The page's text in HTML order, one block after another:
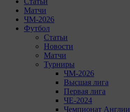
Матчи
ЧМ-2026
Футбол
Статьи
Новости
Матчи
Турниры
ЧМ-2026
Высшая лига
Первая лига
ЧЕ-2024
Чемпионат Англии